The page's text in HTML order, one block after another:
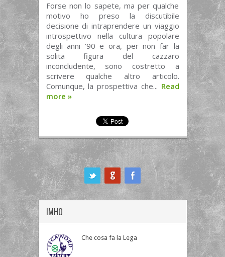
Forse non lo sapete, ma per qualche
motivo ho preso la discutibile
decisione di intraprendere un viaggio
introspettivo nella cultura popolare
degli anni ’90 e ora, per non far la
solita figura del cazzaro
inconcludente, sono costretto a
scrivere qualche altro articolo.
Comunque, la prospettiva che... Read
more »
IMHO
Che cosa fa la Lega